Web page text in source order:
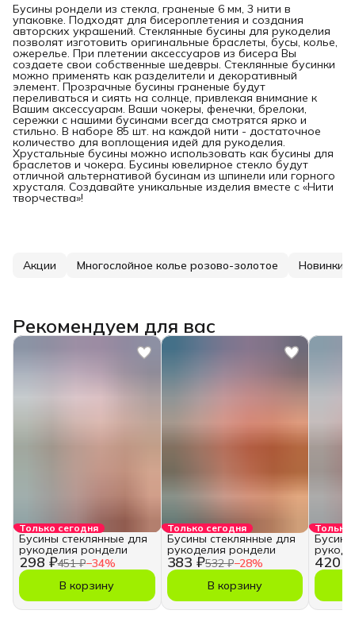
Бусины рондели из стекла, граненые 6 мм, 3 нити в
упаковке. Подходят для бисероплетения и создания
авторских украшений. Стеклянные бусины для рукоделия
позволят изготовить оригинальные браслеты, бусы, колье,
ожерелье. При плетении аксессуаров из бисера Вы
создаете свои собственные шедевры. Стеклянные бусинки
можно применять как разделители и декоративный
элемент. Прозрачные бусины граненые будут
переливаться и сиять на солнце, привлекая внимание к
Вашим аксессуарам. Ваши чокеры, фенечки, брелоки,
сережки с нашими бусинами всегда смотрятся ярко и
стильно. В наборе 85 шт. на каждой нити - достаточное
количество для воплощения идей для рукоделия.
Хрустальные бусины можно использовать как бусины для
браслетов и чокера. Бусины ювелирное стекло будут
отличной альтернативой бусинам из шпинели или горного
хрусталя. Создавайте уникальные изделия вместе с «Нити
творчества»!
Акции Многослойное колье розово-золотое Новинки
Рекомендуем для вас
Только сегодня
298 ₽451 ₽−34%
Бусины стеклянные для
рукоделия рондели
В корзину
Только сегодня
383 ₽532 ₽−28%
Бусины стеклянные для
рукоделия рондели
В корзину
Только
420 ₽